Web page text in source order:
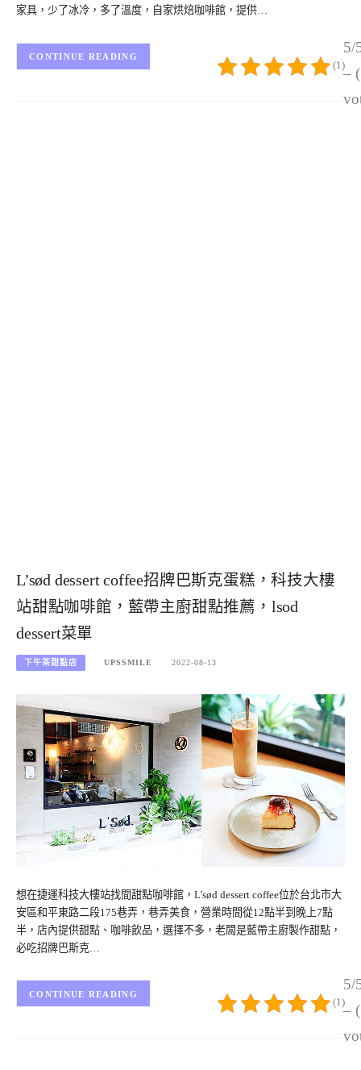
家具，少了冰冷，多了溫度，自家烘焙咖啡館，提供…
5/
–
(1)
CONTINUE READING
L’sød dessert coffee招牌巴斯克蛋糕，科技大樓
站甜點咖啡館，藍帶主廚甜點推薦，lsod
dessert菜單
下午茶甜點店 UPSSMILE 2022-08-13
想在捷運科技大樓站找間甜點咖啡館，L’sød dessert coffee位於台北市大
安區和平東路二段175巷弄，巷弄美食，營業時間從12點半到晚上7點
半，店內提供甜點、咖啡飲品，選擇不多，老闆是藍帶主廚製作甜點，
必吃招牌巴斯克…
5/
–
(1)
CONTINUE READING